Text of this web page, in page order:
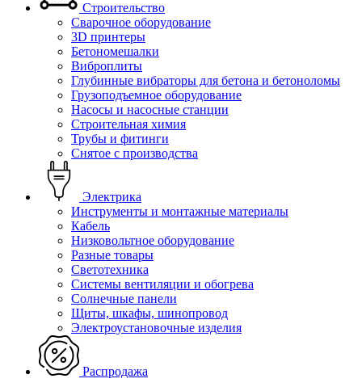
Строительство
Сварочное оборудование
3D принтеры
Бетономешалки
Виброплиты
Глубинные вибраторы для бетона и бетоноломы
Грузоподъемное оборудование
Насосы и насосные станции
Строительная химия
Трубы и фитинги
Снятое с производства
Электрика
Инструменты и монтажные материалы
Кабель
Низковольтное оборудование
Разные товары
Светотехника
Системы вентиляции и обогрева
Солнечные панели
Щиты, шкафы, шинопровод
Электроустановочные изделия
Распродажа